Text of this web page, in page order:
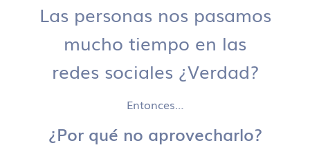
Las personas nos pasamos
mucho tiempo en las
redes sociales ¿Verdad?
Entonces…
¿Por qué no aprovecharlo?